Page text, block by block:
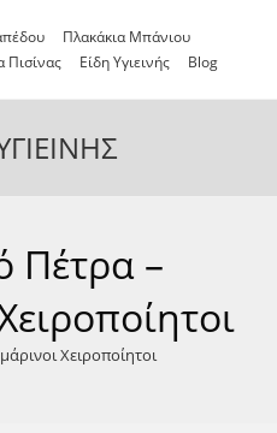
Πλακάκια Μπάνιου
Πισίνας Είδη Υγιεινής Blog
Πέτρα –
Χειροποίητοι